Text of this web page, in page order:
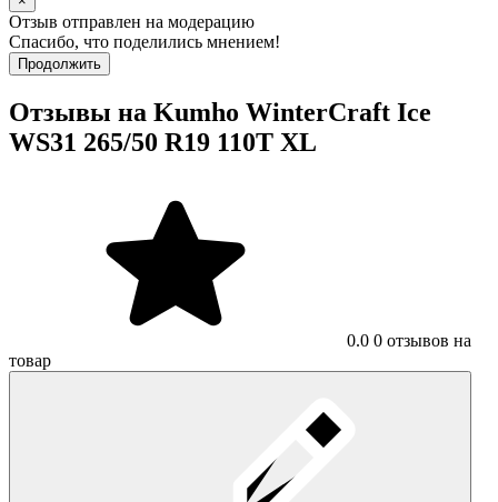
Отзыв отправлен на модерацию
Спасибо, что поделились мнением!
Продолжить
Отзывы на Kumho WinterCraft Ice
WS31 265/50 R19 110T XL
0.0 0 отзывов на
товар